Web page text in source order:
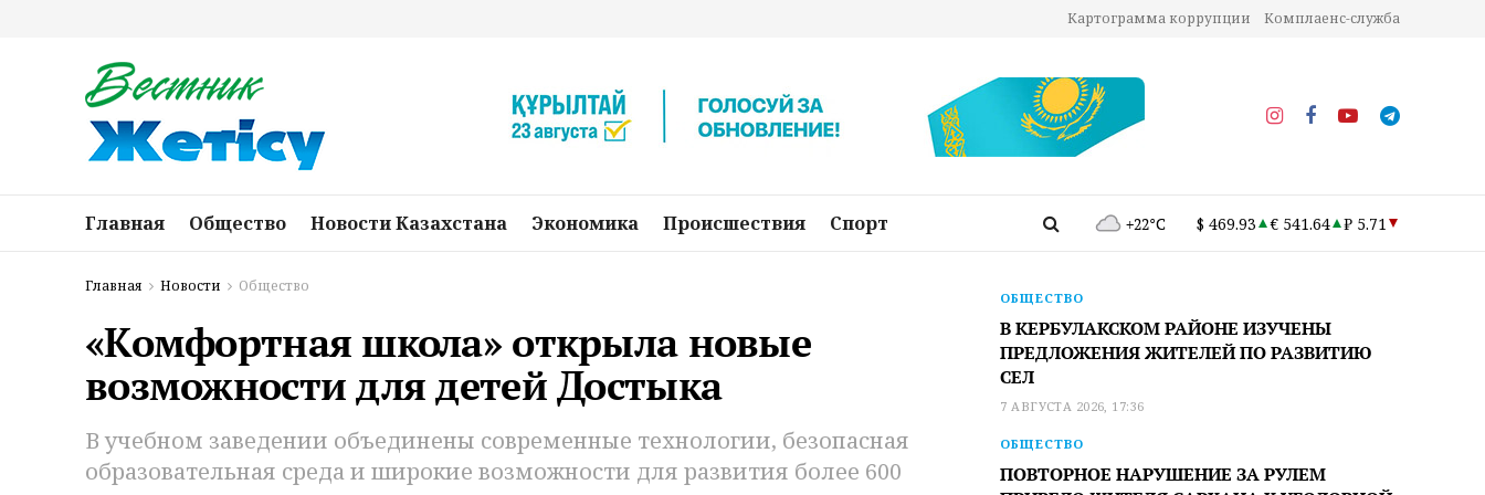
Картограмма коррупции Комплаенс-служба
Главная Общество Новости Казахстана Экономика Происшествия Спорт +22°C $ 469.93 € 541.64 ₽ 5.71
Главная Новости Общество
«Комфортная школа» открыла новые
возможности для детей Достыка
В учебном заведении объединены современные технологии, безопасная
образовательная среда и широкие возможности для развития более 600
ОБЩЕСТВО
В КЕРБУЛАКСКОМ РАЙОНЕ ИЗУЧЕНЫ
ПРЕДЛОЖЕНИЯ ЖИТЕЛЕЙ ПО РАЗВИТИЮ
СЕЛ
7 АВГУСТА 2026, 17:36
ОБЩЕСТВО
ПОВТОРНОЕ НАРУШЕНИЕ ЗА РУЛЕМ